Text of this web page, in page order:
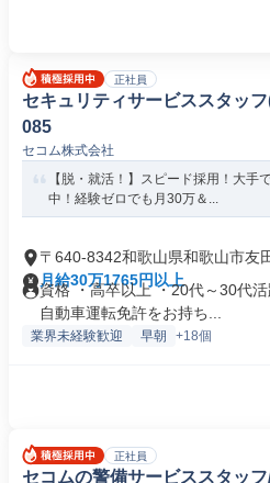
正社員
セキュリティサービススタッ
085
セコム株式会社
【脱・就活！】スピード採用！大
中！経験ゼロでも月30万＆...
〒640-8342和歌山県和歌山市友
月給30万1765円以上
資格 ・高卒以上 ・20代～30代
自動車運転免許をお持ち...
業界未経験歓迎 早朝 +18個
正社員
セコムの警備サービススタッ